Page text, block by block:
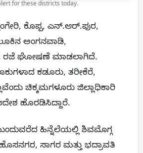
for these districts today.
ಕೊಪ್ಪ, ಎನ್.ಆರ್.ಪುರ,
ಅಂಗನವಾಡಿ,
‌ರಜೆ‌ ಘೋಷಣೆ ಮಾಡಲಾಗಿದೆ.
ಕಡೂರು, ತರೀಕೆರೆ,
ಚಿಕ್ಕಮಗಳೂರು ಜಿಲ್ಲಾಧಿಕಾರಿ
ಹೊರಡಿಸಿದ್ದಾರೆ.
ಹಿನ್ನೆಲೆಯಲ್ಲಿ ಶಿವಮೊಗ್ಗ
ಸಾಗರ ಮತ್ತು ಭದ್ರಾವತಿ